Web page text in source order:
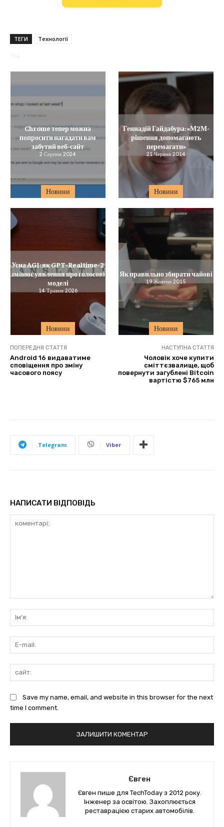
ТЕГИ Технології
Новини
Chrome тепер можна
попросити нагадати вам
забутий веб-сайт
2 Серпня 2024
Новини
Геннадій Гайдабура: «М2М-
рішення допомагають
перемагати»
21 Червня 2014
Новини
Усна AGI: як GPT‑Realtime‑2
змінює уявлення про голосові
моделі
14 Травня 2026
Новини
Як правильно збирати чайові
19 Жовтня 2015
ПОПЕРЕДНЯ СТАТТЯ
Android 16 видаватиме
сповіщення про зміну
часового поясу
НАСТУПНА СТАТТЯ
Чоловік хоче купити
сміттєзвалище, щоб
повернути загублені Bitcoin
вартістю $765 млн
Telegram Viber
НАПИСАТИ ВІДПОВІДЬ
Save my name, email, and website in this browser for the next
time I comment.
Євген
Євген пише для TechToday з 2012 року.
Інженер за освітою. Захоплюється
реставрацією старих автомобілів.